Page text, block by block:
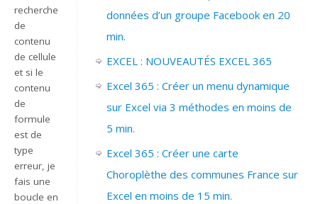
recherche
de
contenu
de cellule
et si le
contenu
de
formule
est de
type
erreur, je
fais une
boucle en
données d’un groupe Facebook en 20
min.
EXCEL : NOUVEAUTÉS EXCEL 365
Excel 365 : Créer un menu dynamique
sur Excel via 3 méthodes en moins de
5 min.
Excel 365 : Créer une carte
Choroplèthe des communes France sur
Excel en moins de 15 min.